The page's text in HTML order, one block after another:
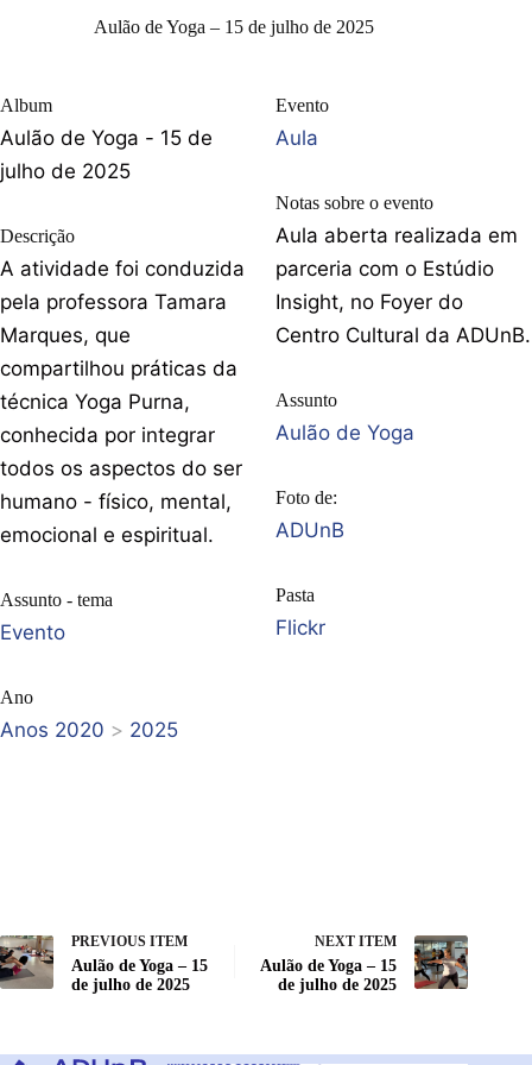
Aulão de Yoga – 15 de julho de 2025
Album
Aulão de Yoga - 15 de
julho de 2025
Descrição
A atividade foi conduzida
pela professora Tamara
Marques, que
compartilhou práticas da
técnica Yoga Purna,
conhecida por integrar
todos os aspectos do ser
humano - físico, mental,
emocional e espiritual.
Assunto - tema
Evento
Ano
Anos 2020 > 2025
Evento
Aula
Notas sobre o evento
Aula aberta realizada em
parceria com o Estúdio
Insight, no Foyer do
Centro Cultural da ADUnB.
Assunto
Aulão de Yoga
Foto de:
ADUnB
Pasta
Flickr
PREVIOUS ITEM
Aulão de Yoga – 15
de julho de 2025
NEXT ITEM
Aulão de Yoga – 15
de julho de 2025